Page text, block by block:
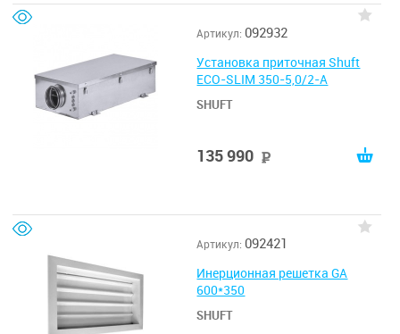
Артикул: 092932
Установка приточная Shuft
ECO-SLIM 350-5,0/2-А
SHUFT
135 990
Артикул: 092421
Инерционная решетка GA
600*350
SHUFT